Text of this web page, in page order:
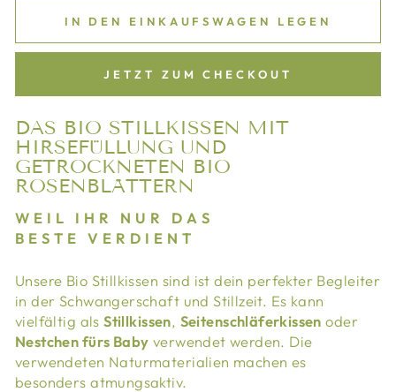
IN DEN EINKAUFSWAGEN LEGEN
JETZT ZUM CHECKOUT
DAS BIO STILLKISSEN MIT
HIRSEFÜLLUNG UND
GETROCKNETEN BIO
ROSENBLÄTTERN
WEIL IHR NUR DAS
BESTE VERDIENT
Unsere Bio Stillkissen sind ist dein perfekter Begleiter
in der Schwangerschaft und Stillzeit. Es kann
vielfältig alsStillkissen, Seitenschläferkissen oder
Nestchen fürs Baby verwendet werden. Die
verwendeten Naturmaterialien machen es
besonders atmungsaktiv.